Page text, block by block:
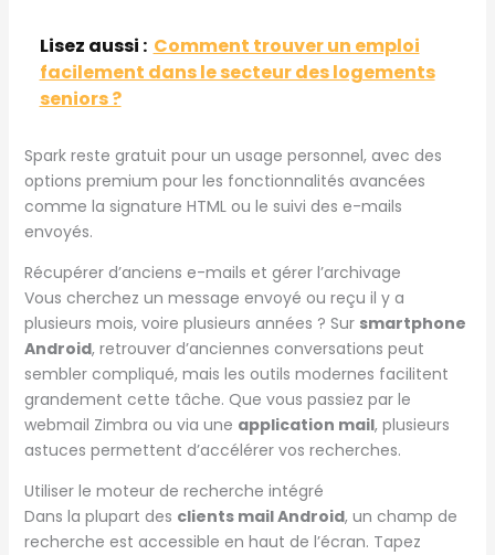
Lisez aussi : Comment trouver un emploi
facilement dans le secteur des logements
seniors ?
Spark reste gratuit pour un usage personnel, avec des
options premium pour les fonctionnalités avancées
comme la signature HTML ou le suivi des e-mails
envoyés.
Récupérer d’anciens e-mails et gérer l’archivage
Vous cherchez un message envoyé ou reçu il y a
plusieurs mois, voire plusieurs années ? Sur smartphone
Android, retrouver d’anciennes conversations peut
sembler compliqué, mais les outils modernes facilitent
grandement cette tâche. Que vous passiez par le
webmail Zimbra ou via une application mail, plusieurs
astuces permettent d’accélérer vos recherches.
Utiliser le moteur de recherche intégré
Dans la plupart des clients mail Android, un champ de
recherche est accessible en haut de l’écran. Tapez